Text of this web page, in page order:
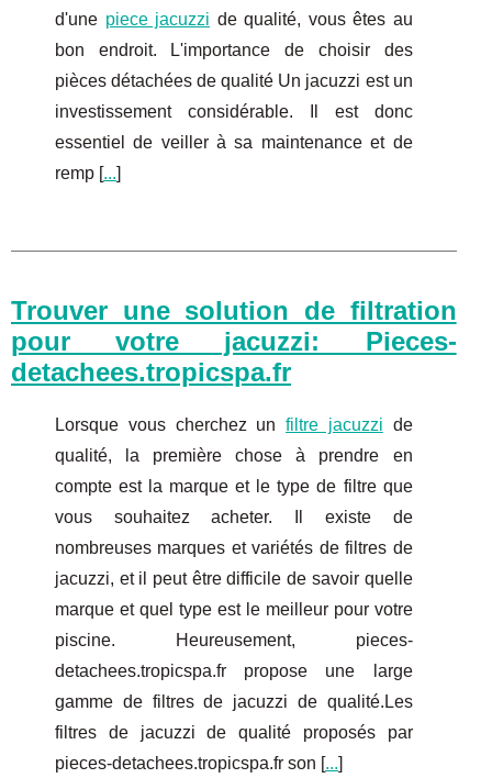
d'une piece jacuzzi de qualité, vous êtes au
bon endroit. L'importance de choisir des
pièces détachées de qualité Un jacuzzi est un
investissement considérable. Il est donc
essentiel de veiller à sa maintenance et de
remp [...]
Trouver une solution de filtration
pour votre jacuzzi: Pieces-
detachees.tropicspa.fr
Lorsque vous cherchez unfiltre jacuzzi de
qualité, la première chose à prendre en
compte est la marque et le type de filtre que
vous souhaitez acheter. Il existe de
nombreuses marques et variétés de filtres de
jacuzzi, et il peut être difficile de savoir quelle
marque et quel type est le meilleur pour votre
piscine. Heureusement, pieces-
detachees.tropicspa.fr propose une large
gamme de filtres de jacuzzi de qualité.Les
filtres de jacuzzi de qualité proposés par
pieces-detachees.tropicspa.fr son [...]